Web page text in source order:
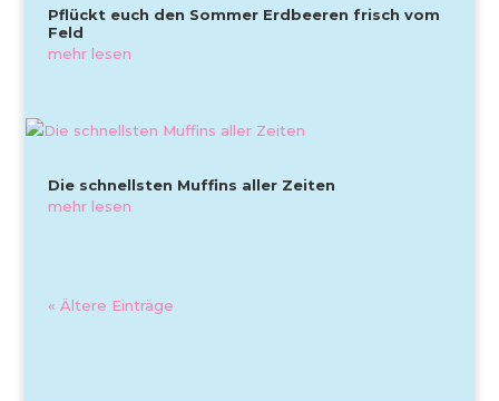
Pflückt euch den Sommer Erdbeeren frisch vom
Feld
mehr lesen
Die schnellsten Muffins aller Zeiten
mehr lesen
« Ältere Einträge